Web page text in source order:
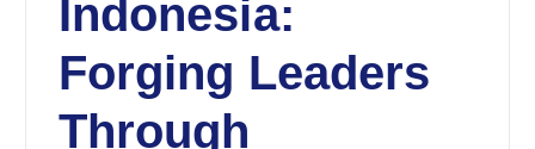
Indonesia:
Forging Leaders
Through